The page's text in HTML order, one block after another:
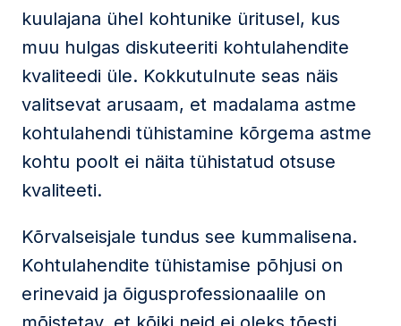
kuulajana ühel kohtunike üritusel, kus
muu hulgas diskuteeriti kohtulahendite
kvaliteedi üle. Kokkutulnute seas näis
valitsevat arusaam, et madalama astme
kohtulahendi tühistamine kõrgema astme
kohtu poolt ei näita tühistatud otsuse
kvaliteeti.
Kõrvalseisjale tundus see kummalisena.
Kohtulahendite tühistamise põhjusi on
erinevaid ja õigusprofessionaalile on